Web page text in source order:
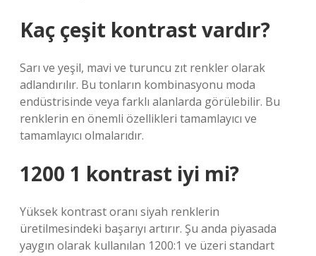
Kaç çeşit kontrast vardır?
Sarı ve yeşil, mavi ve turuncu zıt renkler olarak
adlandırılır. Bu tonların kombinasyonu moda
endüstrisinde veya farklı alanlarda görülebilir. Bu
renklerin en önemli özellikleri tamamlayıcı ve
tamamlayıcı olmalarıdır.
1200 1 kontrast iyi mi?
Yüksek kontrast oranı siyah renklerin
üretilmesindeki başarıyı artırır. Şu anda piyasada
yaygın olarak kullanılan 1200:1 ve üzeri standart